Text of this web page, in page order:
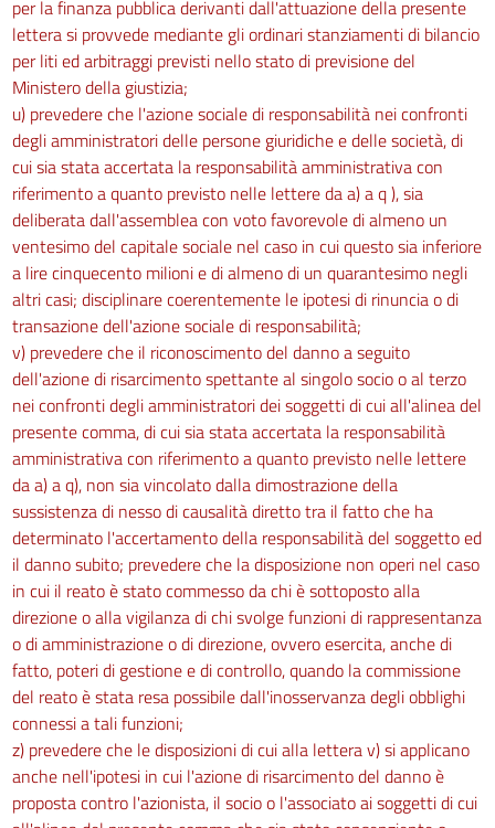
per la finanza pubblica derivanti dall'attuazione della presente
lettera si provvede mediante gli ordinari stanziamenti di bilancio
per liti ed arbitraggi previsti nello stato di previsione del
Ministero della giustizia;
u) prevedere che l'azione sociale di responsabilità nei confronti
degli amministratori delle persone giuridiche e delle società, di
cui sia stata accertata la responsabilità amministrativa con
riferimento a quanto previsto nelle lettere da a) a q ), sia
deliberata dall'assemblea con voto favorevole di almeno un
ventesimo del capitale sociale nel caso in cui questo sia inferiore
a lire cinquecento milioni e di almeno di un quarantesimo negli
altri casi; disciplinare coerentemente le ipotesi di rinuncia o di
transazione dell'azione sociale di responsabilità;
v) prevedere che il riconoscimento del danno a seguito
dell'azione di risarcimento spettante al singolo socio o al terzo
nei confronti degli amministratori dei soggetti di cui all'alinea del
presente comma, di cui sia stata accertata la responsabilità
amministrativa con riferimento a quanto previsto nelle lettere
da a) a q), non sia vincolato dalla dimostrazione della
sussistenza di nesso di causalità diretto tra il fatto che ha
determinato l'accertamento della responsabilità del soggetto ed
il danno subito; prevedere che la disposizione non operi nel caso
in cui il reato è stato commesso da chi è sottoposto alla
direzione o alla vigilanza di chi svolge funzioni di rappresentanza
o di amministrazione o di direzione, ovvero esercita, anche di
fatto, poteri di gestione e di controllo, quando la commissione
del reato è stata resa possibile dall'inosservanza degli obblighi
connessi a tali funzioni;
z) prevedere che le disposizioni di cui alla lettera v) si applicano
anche nell'ipotesi in cui l'azione di risarcimento del danno è
proposta contro l'azionista, il socio o l'associato ai soggetti di cui